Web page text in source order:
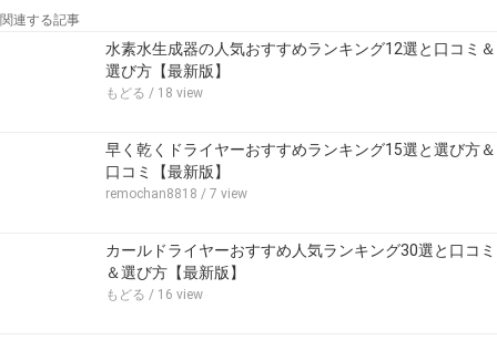
関連する記事
水素水生成器の人気おすすめランキング12選と口コミ＆
選び方【最新版】
もどる / 18 view
早く乾くドライヤーおすすめランキング15選と選び方＆
口コミ【最新版】
remochan8818 / 7 view
カールドライヤーおすすめ人気ランキング30選と口コミ
＆選び方【最新版】
もどる / 16 view